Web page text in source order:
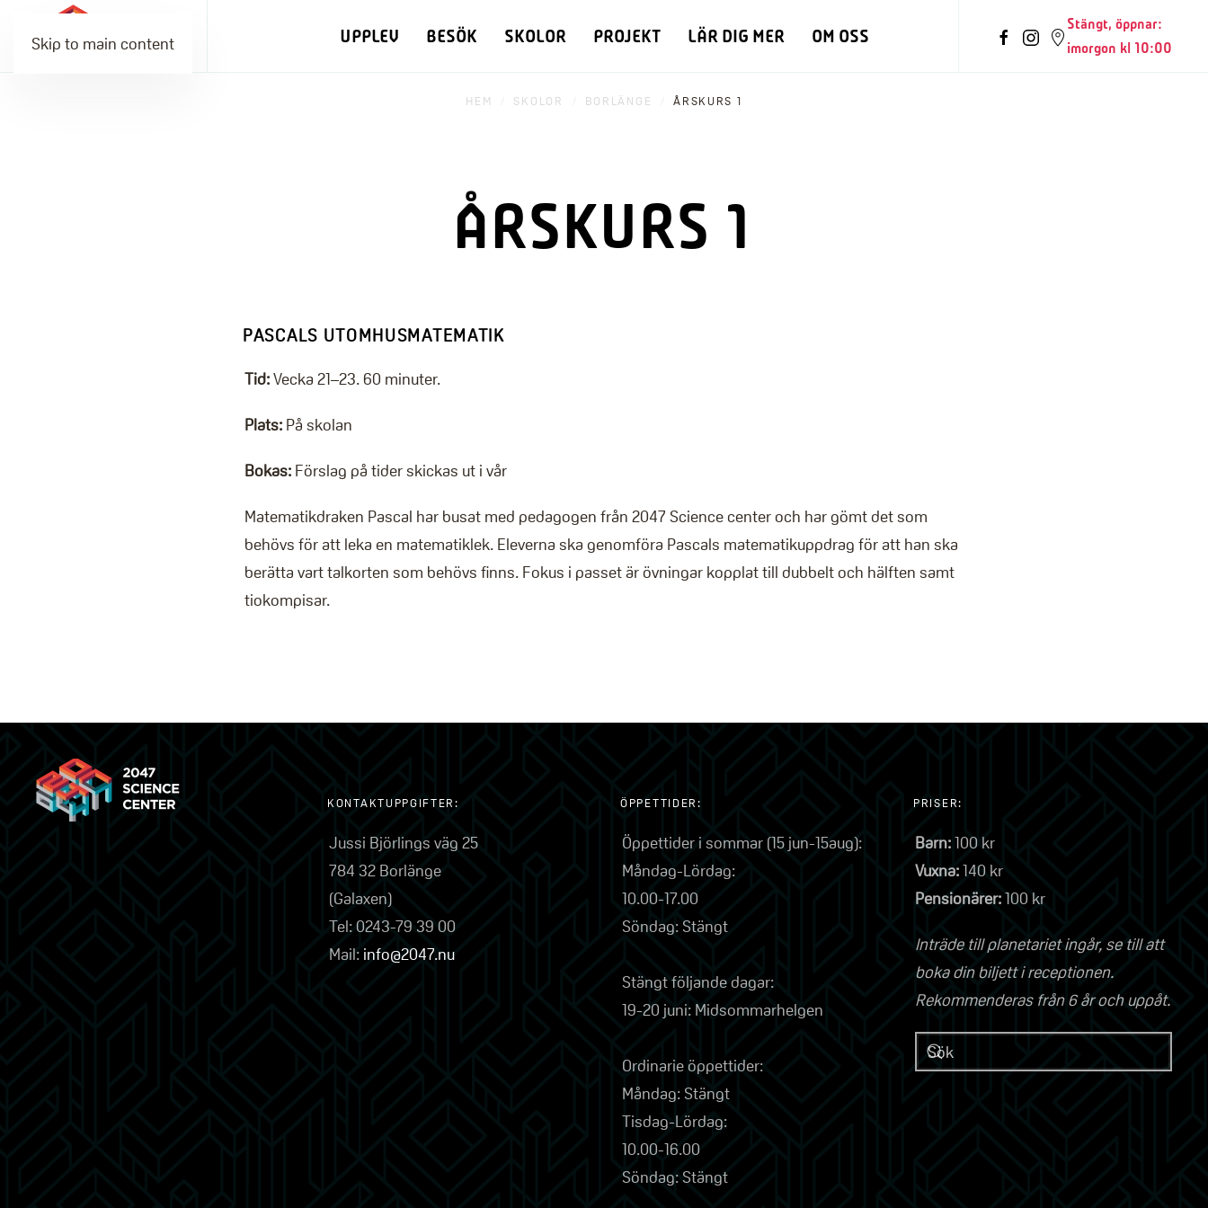
Skip to main content UPPLEV BESÖK SKOLOR PROJEKT LÄR DIG MER OM OSS
Stängt, öppnar:
imorgon kl 10:00
HEM SKOLOR BORLÄNGE ÅRSKURS 1
ÅRSKURS 1
PASCALS UTOMHUSMATEMATIK
Tid:Vecka 21–23. 60 minuter.
Plats: På skolan
Bokas: Förslag på tider skickas ut i vår
Matematikdraken Pascal har busat med pedagogen från 2047 Science center och har gömt det som
behövs för att leka en matematiklek. Eleverna ska genomföra Pascals matematikuppdrag för att han ska
berätta vart talkorten som behövs finns. Fokus i passet är övningar kopplat till dubbelt och hälften samt
tiokompisar.
KONTAKTUPPGIFTER:
Jussi Björlings väg 25
784 32 Borlänge
(Galaxen)
Tel: 0243-79 39 00
Mail: info@2047.nu
ÖPPETTIDER:
Öppettider i sommar (15 jun-15aug):
Måndag-Lördag:
10.00-17.00
Söndag: Stängt
Stängt följande dagar:
19-20 juni: Midsommarhelgen
Ordinarie öppettider:
Måndag: Stängt
Tisdag-Lördag:
10.00-16.00
Söndag: Stängt
PRISER:
Barn:100 kr
Vuxna:140 kr
Pensionärer:100 kr
Inträde till planetariet ingår, se till att
boka din biljett i receptionen.
Rekommenderas från 6 år och uppåt.